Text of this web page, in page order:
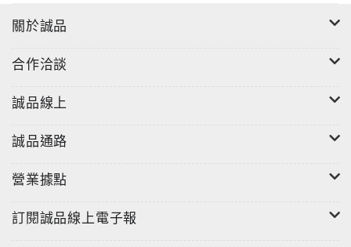
關於誠品
合作洽談
誠品線上
誠品通路
營業據點
訂閱誠品線上電子報